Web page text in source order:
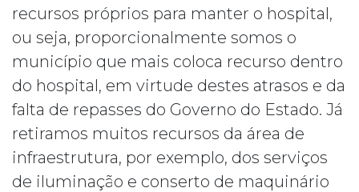
recursos próprios para manter o hospital,
ou seja, proporcionalmente somos o
município que mais coloca recurso dentro
do hospital, em virtude destes atrasos e da
falta de repasses do Governo do Estado. Já
retiramos muitos recursos da área de
infraestrutura, por exemplo, dos serviços
de iluminação e conserto de maquinário